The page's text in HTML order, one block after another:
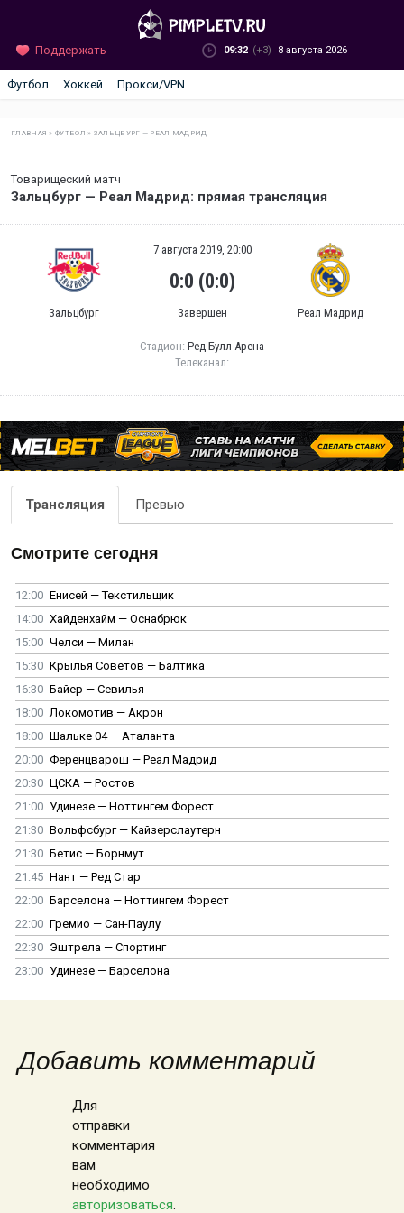
Поддержать 09:32 (+3) 8 августа 2026
Футбол Хоккей Прокси/VPN
ГЛАВНАЯ »ФУТБОЛ » ЗАЛЬЦБУРГ — РЕАЛ МАДРИД
Товарищеский матч
Зальцбург — Реал Мадрид: прямая трансляция
Зальцбург
7 августа 2019, 20:00
0:0 (0:0)
Завершен Реал Мадрид
Стадион: Ред Булл Арена
Телеканал:
Трансляция Превью
Смотрите сегодня
12:00 Енисей — Текстильщик
14:00 Хайденхайм — Оснабрюк
15:00 Челси — Милан
15:30 Крылья Советов — Балтика
16:30 Байер — Севилья
18:00 Локомотив — Акрон
18:00 Шальке 04 — Аталанта
20:00 Ференцварош — Реал Мадрид
20:30 ЦСКА — Ростов
21:00 Удинезе — Ноттингем Форест
21:30 Вольфсбург — Кайзерслаутерн
21:30 Бетис — Борнмут
21:45 Нант — Ред Стар
22:00 Барселона — Ноттингем Форест
22:00 Гремио — Сан-Паулу
22:30 Эштрела — Спортинг
23:00 Удинезе — Барселона
Добавить комментарий
Для
отправки
комментария
вам
необходимо
авторизоваться.